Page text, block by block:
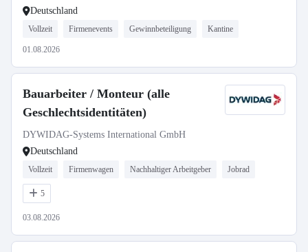
Deutschland
Vollzeit Firmenevents Gewinnbeteiligung Kantine
01.08.2026
Bauarbeiter / Monteur (alle
Geschlechtsidentitäten)
DYWIDAG-Systems International GmbH
Deutschland
Vollzeit Firmenwagen Nachhaltiger Arbeitgeber Jobrad
5
03.08.2026